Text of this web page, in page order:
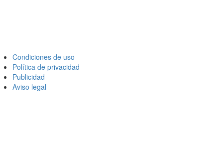
Condiciones de uso
Política de privacidad
Publicidad
Aviso legal